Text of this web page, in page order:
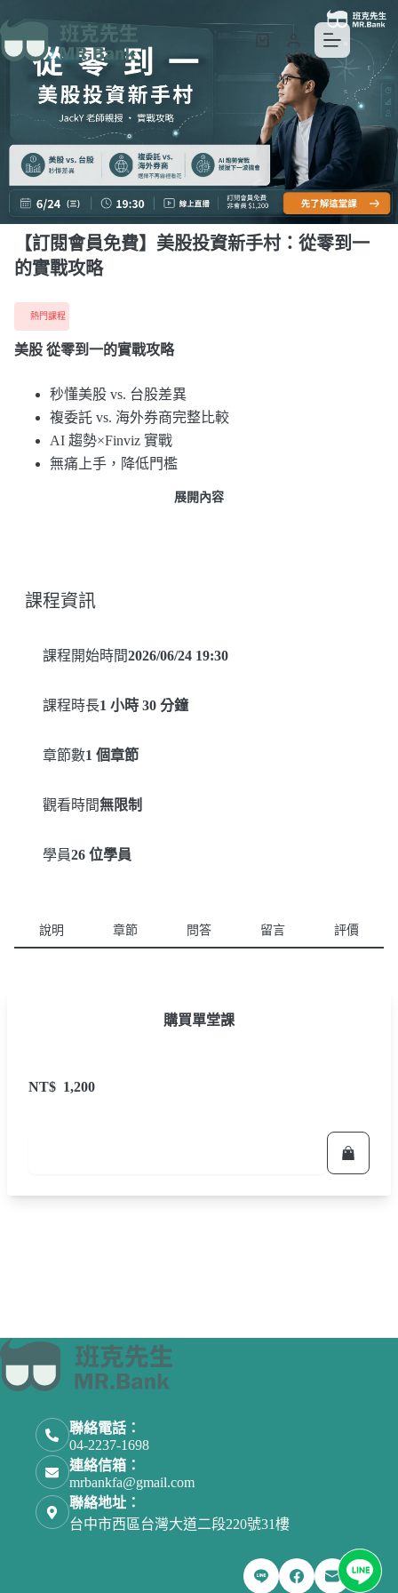
NT$ 1,200
加入購物車
【訂閱會員免費】美股投資新手村：從零到一
的實戰攻略
熱門課程
美股 從零到一的實戰攻略
秒懂美股 vs. 台股差異
複委託 vs. 海外券商完整比較
AI 趨勢×Finviz 實戰
無痛上手，降低門檻
展開內容
課程資訊
課程開始時間2026/06/24 19:30
課程時長1 小時 30 分鐘
章節數1 個章節
觀看時間無限制
學員26 位學員
說明 章節 問答 留言 評價
購買單堂課
NT$ 1,200
取消 確認購買
聯絡電話：
04-2237-1698
連絡信箱：
mrbankfa@gmail.com
聯絡地址：
台中市西區台灣大道二段220號31樓